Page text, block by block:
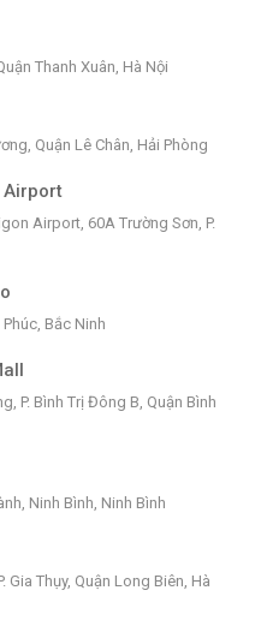
Thanh Xuân, Hà Nội
Quận Lê Chân, Hải Phòng
Airport
Airport, 60A Trường Sơn, P.
Bắc Ninh
P. Bình Trị Đông B, Quận Bình
Ninh Bình, Ninh Bình
Gia Thụy, Quận Long Biên, Hà